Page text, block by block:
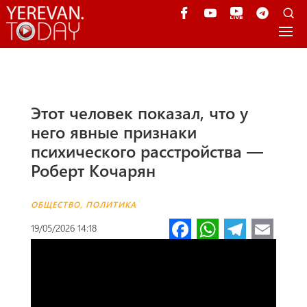
Этот человек показал, что у
него явные признаки
психического расстройства —
Роберт Кочарян
ОБЩЕСТВО, ПОЛИТИКА
19/05/2026 14:18 Fa W Te